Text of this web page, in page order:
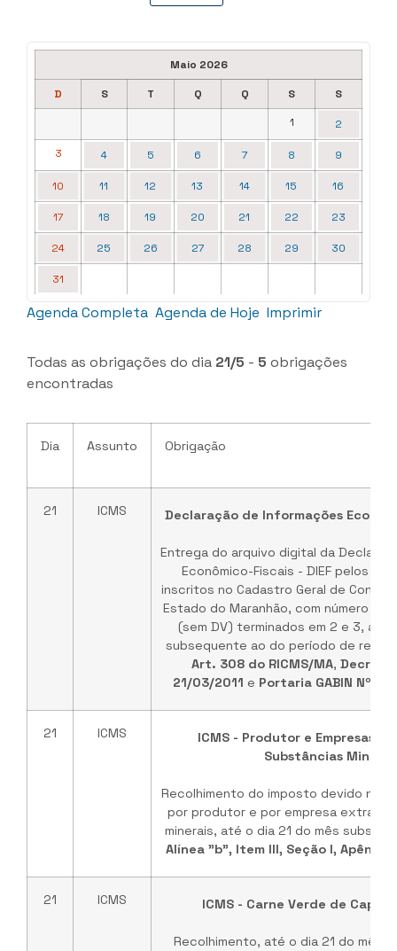
Maio 2026
D S T Q Q S
S
1
2
3 4 5 6 7 8 9
10 11 12 13 14 15 16
17 18 19 20 21 22 23
24 25 26 27 28 29 30
31
Agenda Completa Agenda de Hoje Imprimir
Todas as obrigações do dia 21/5 - 5 obrigações
encontradas
Dia Assunto Obrigação
21 ICMS Declaração de Informações
Entrega do arquivo digital da
Econômico-Fiscais - DIEF pelos
inscritos no Cadastro Geral de
Estado do Maranhão, com número de
(sem DV) terminados em 2 e 3, até
subsequente ao do período de
Art. 308 do RICMS/MA, Decreto
21/03/2011 e Portaria GABIN Nº
21 ICMS
ICMS - Produtor e Empresas
Substâncias
Recolhimento do imposto devido nas
por produtor e por empresa
minerais, até o dia 21 do mês
Alínea "b", Item III, Seção I,
21 ICMS ICMS - Carne Verde de
Recolhimento, até o dia 21 do mês